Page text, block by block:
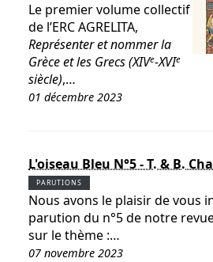
Le premier volume collectif
de l’ERC AGRELITA,
Représenter et nommer la
Grèce et les Grecs (XIVe-XVIe
siècle),…
01 décembre 2023
L'oiseau Bleu N°5 - T. & B.
PARUTIONS
Nous avons le plaisir de vous
parution du n°5 de notre
sur le thème :…
07 novembre 2023